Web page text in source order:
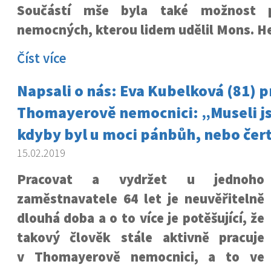
Součástí mše byla také možnost
nemocných, kterou lidem udělil Mons.
Číst více
Napsali o nás: Eva Kubelková (81)
Thomayerově nemocnici: „Museli
kdyby byl u moci pánbůh, nebo
15.02.2019
Pracovat a vydržet u jednoho
zaměstnavatele 64 let je neuvěřitelně
dlouhá doba a o to více je potěšující, že
takový člověk stále aktivně pracuje
v Thomayerově nemocnici, a to ve